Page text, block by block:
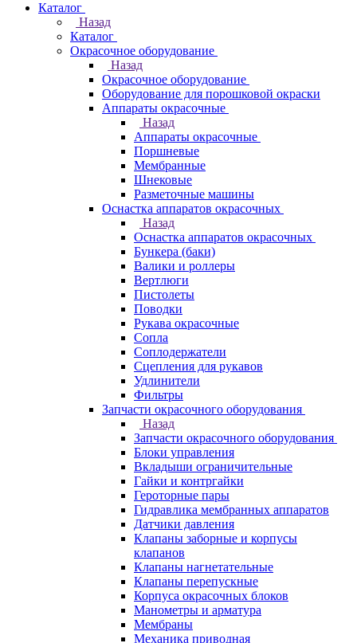
Каталог
Назад
Каталог
Окрасочное оборудование
Назад
Окрасочное оборудование
Оборудование для порошковой окраски
Аппараты окрасочные
Назад
Аппараты окрасочные
Поршневые
Мембранные
Шнековые
Разметочные машины
Оснастка аппаратов окрасочных
Назад
Оснастка аппаратов окрасочных
Бункера (баки)
Валики и роллеры
Вертлюги
Пистолеты
Поводки
Рукава окрасочные
Сопла
Соплодержатели
Сцепления для рукавов
Удлинители
Фильтры
Запчасти окрасочного оборудования
Назад
Запчасти окрасочного оборудования
Блоки управления
Вкладыши ограничительные
Гайки и контргайки
Героторные пары
Гидравлика мембранных аппаратов
Датчики давления
Клапаны заборные и корпусы
клапанов
Клапаны нагнетательные
Клапаны перепускные
Корпуса окрасочных блоков
Манометры и арматура
Мембраны
Механика приводная